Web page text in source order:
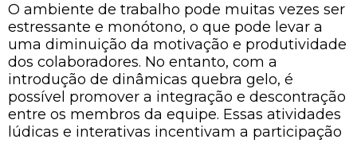
O ambiente de trabalho pode muitas vezes ser
estressante e monótono, o que pode levar a
uma diminuição da motivação e produtividade
dos colaboradores. No entanto, com a
introdução de dinâmicas quebra gelo, é
possível promover a integração e descontração
entre os membros da equipe. Essas atividades
lúdicas e interativas incentivam a participação